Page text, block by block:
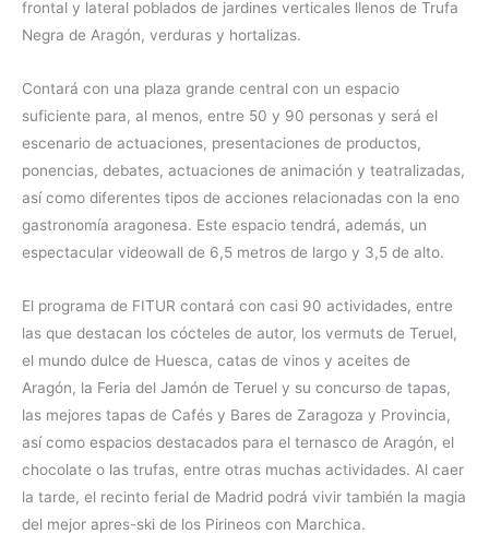
frontal y lateral poblados de jardines verticales llenos de Trufa
Negra de Aragón, verduras y hortalizas.
Contará con una plaza grande central con un espacio
suficiente para, al menos, entre 50 y 90 personas y será el
escenario de actuaciones, presentaciones de productos,
ponencias, debates, actuaciones de animación y teatralizadas,
así como diferentes tipos de acciones relacionadas con la eno
gastronomía aragonesa. Este espacio tendrá, además, un
espectacular videowall de 6,5 metros de largo y 3,5 de alto.
El programa de FITUR contará con casi 90 actividades, entre
las que destacan los cócteles de autor, los vermuts de Teruel,
el mundo dulce de Huesca, catas de vinos y aceites de
Aragón, la Feria del Jamón de Teruel y su concurso de tapas,
las mejores tapas de Cafés y Bares de Zaragoza y Provincia,
así como espacios destacados para el ternasco de Aragón, el
chocolate o las trufas, entre otras muchas actividades. Al caer
la tarde, el recinto ferial de Madrid podrá vivir también la magia
del mejor apres-ski de los Pirineos con Marchica.